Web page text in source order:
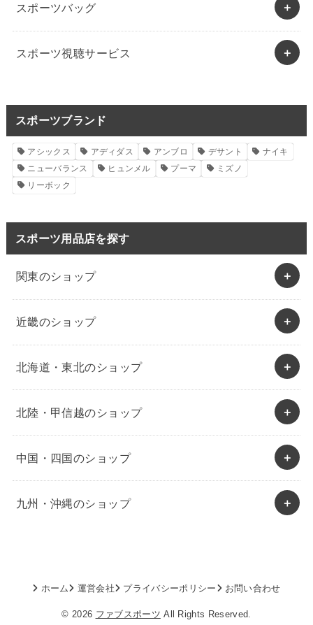
スポーツバッグ
スポーツ視聴サービス
スポーツブランド
アシックス アディダス アンブロ デサント
ナイキ
ニューバランス
ヒュンメル プーマ
ミズノ
リーボック
スポーツ用品店を探す
関東のショップ
近畿のショップ
北海道・東北のショップ
北陸・甲信越のショップ
中国・四国のショップ
九州・沖縄のショップ
ホーム 運営会社 プライバシーポリシー お問い合わせ
© 2026 ファブスポーツ All Rights Reserved.